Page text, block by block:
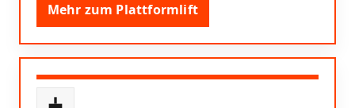
Mehr zum Plattformlift